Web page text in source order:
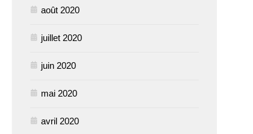
août 2020
juillet 2020
juin 2020
mai 2020
avril 2020